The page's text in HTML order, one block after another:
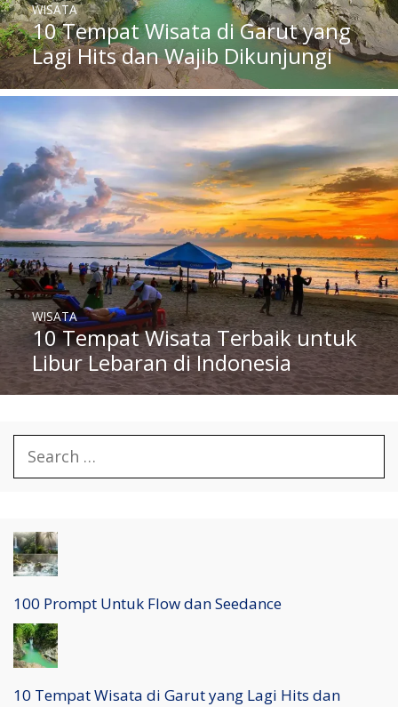
10 Tempat Wisata di Garut yang
Lagi Hits dan Wajib Dikunjungi
WISATA
10 Tempat Wisata Terbaik untuk
Libur Lebaran di Indonesia
WISATA
Search
100 Prompt Untuk Flow dan Seedance
10 Tempat Wisata di Garut yang Lagi Hits dan